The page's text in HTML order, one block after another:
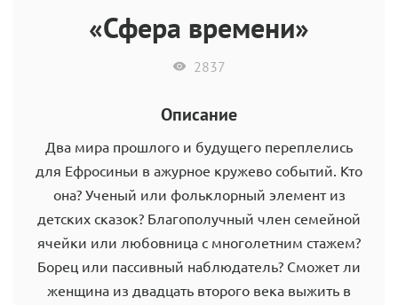
«Сфера времени»
2837
Описание
Два мира прошлого и будущего переплелись
для Ефросиньи в ажурное кружево событий. Кто
она? Ученый или фольклорный элемент из
детских сказок? Благополучный член семейной
ячейки или любовница с многолетним стажем?
Борец или пассивный наблюдатель? Сможет ли
женщина из двадцать второго века выжить в